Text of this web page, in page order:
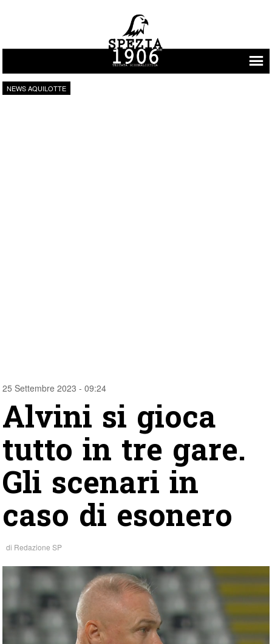
Vai al contenuto
NEWS AQUILOTTE
25 Settembre 2023 - 09:24
Alvini si gioca
tutto in tre gare.
Gli scenari in
caso di esonero
di Redazione SP